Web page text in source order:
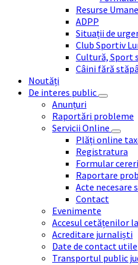
Resurse Umane
ADPP
Situații de
Club Sportiv
Cultură, Sport
Câini fără
Noutăți
De interes public
Anunțuri
Raportări probleme
Servicii Online
Plăți online
Registratura
Formular
Raportare
Acte necesare
Contact
Evenimente
Accesul cetățenilor
Acreditare jurnaliști
Date de contact utile
Transportul public